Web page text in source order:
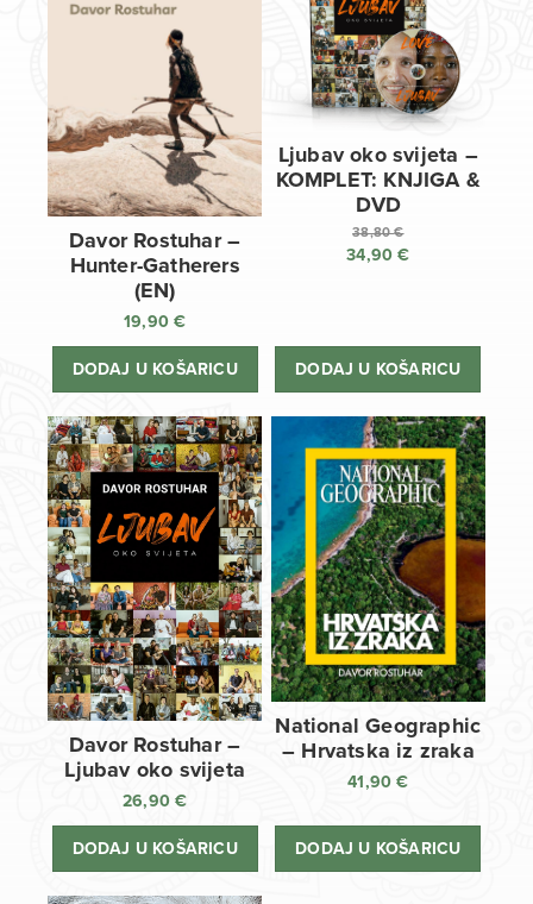
Davor Rostuhar –
Hunter-Gatherers
(EN)
19,90€
DODAJ U KOŠARICU
Ljubav oko svijeta –
KOMPLET: KNJIGA &
DVD
38,80€
Izvorna
38,80 €.
34,90€
34,90 €.
DODAJ U KOŠARICU
Davor Rostuhar –
Ljubav oko svijeta
26,90€
DODAJ U KOŠARICU
National Geographic
– Hrvatska iz zraka
41,90€
DODAJ U KOŠARICU